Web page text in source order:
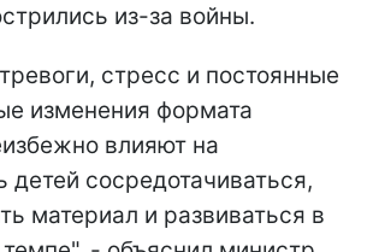
из-за войны.
стресс и постоянные
изменения формата
влияют на
детей сосредотачиваться,
материал и развиваться в